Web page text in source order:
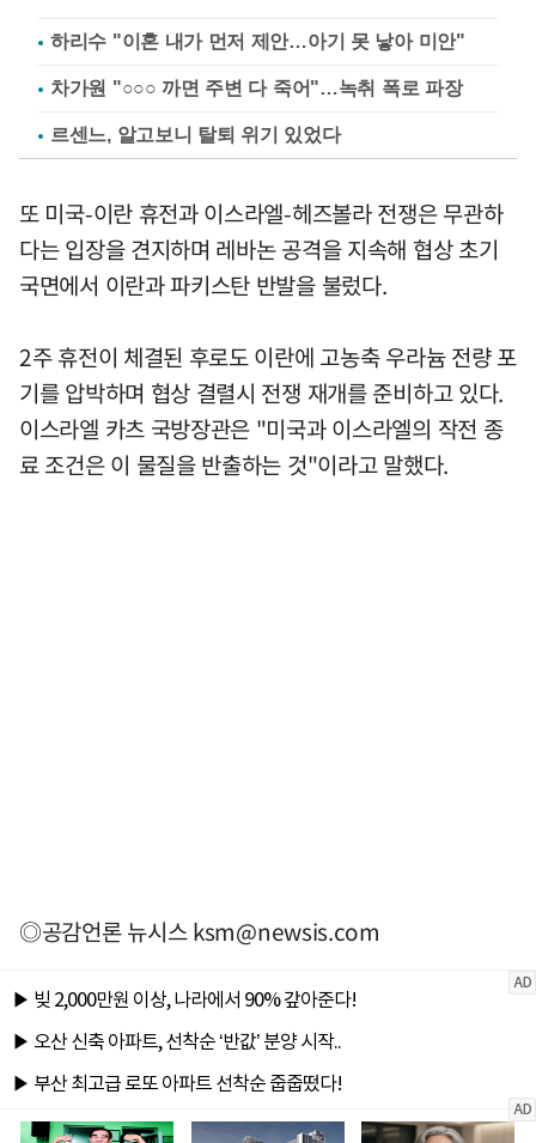
하리수 "이혼 내가 먼저 제안…아기 못 낳아 미안"
차가원 "○○○ 까면 주변 다 죽어"…녹취 폭로 파장
르센느, 알고보니 탈퇴 위기 있었다
또 미국-이란 휴전과 이스라엘-헤즈볼라 전쟁은 무관하
다는 입장을 견지하며 레바논 공격을 지속해 협상 초기
국면에서 이란과 파키스탄 반발을 불렀다.
2주 휴전이 체결된 후로도 이란에 고농축 우라늄 전량 포
기를 압박하며 협상 결렬시 전쟁 재개를 준비하고 있다.
이스라엘 카츠 국방장관은 "미국과 이스라엘의 작전 종
료 조건은 이 물질을 반출하는 것"이라고 말했다.
◎공감언론 뉴시스ksm@newsis.com